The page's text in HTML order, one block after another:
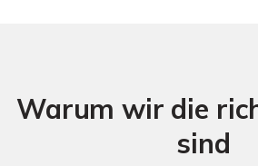
Warum wir die
sind